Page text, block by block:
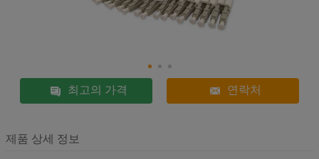
최고의 가격 연락처
제품 상세 정보